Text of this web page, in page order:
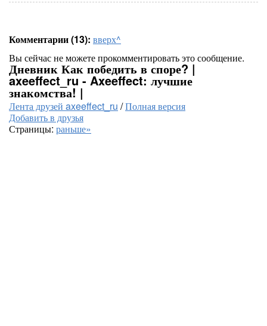
Комментарии (13): вверх^
Вы сейчас не можете прокомментировать это сообщение.
Дневник Как победить в споре? |
axeeffect_ru - Axeeffect: лучшие
знакомства! |
Лента друзей axeeffect_ru /Полная версия
Добавить в друзья
Страницы: раньше»